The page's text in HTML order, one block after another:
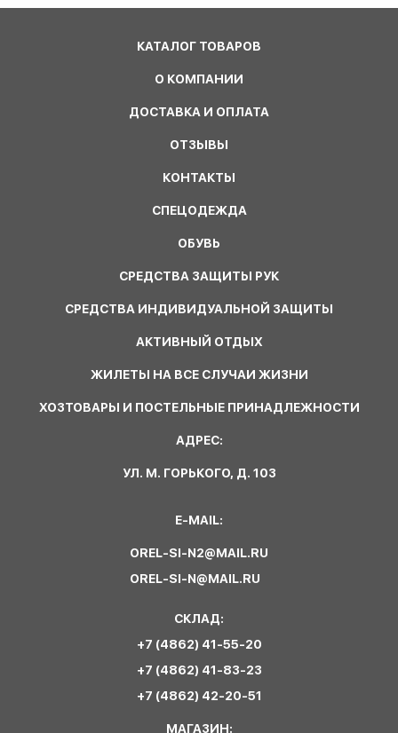
КАТАЛОГ ТОВАРОВ
О КОМПАНИИ
ДОСТАВКА И ОПЛАТА
ОТЗЫВЫ
КОНТАКТЫ
СПЕЦОДЕЖДА
ОБУВЬ
СРЕДСТВА ЗАЩИТЫ РУК
СРЕДСТВА ИНДИВИДУАЛЬНОЙ ЗАЩИТЫ
АКТИВНЫЙ ОТДЫХ
ЖИЛЕТЫ НА ВСЕ СЛУЧАИ ЖИЗНИ
ХОЗТОВАРЫ И ПОСТЕЛЬНЫЕ ПРИНАДЛЕЖНОСТИ
АДРЕС:
УЛ. М. ГОРЬКОГО, Д. 103
E-MAIL:
OREL-SI-N2@MAIL.RU
OREL-SI-N@MAIL.RU
СКЛАД:
+7 (4862) 41-55-20
+7 (4862) 41-83-23
+7 (4862) 42-20-51
МАГАЗИН: